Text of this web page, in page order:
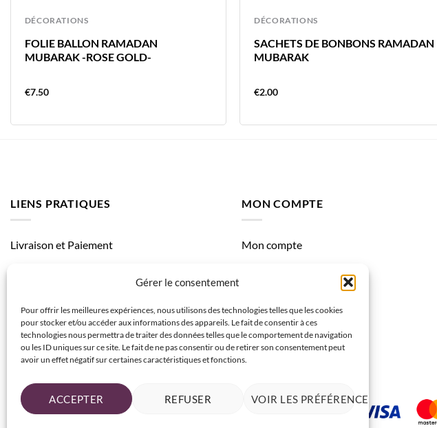
Gérer le consentement
Pour offrir les meilleures expériences, nous utilisons des technologies telles que les cookies
pour stocker et/ou accéder aux informations des appareils. Le fait de consentir à ces
technologies nous permettra de traiter des données telles que le comportement de navigation
ou les ID uniques sur ce site. Le fait de ne pas consentir ou de retirer son consentement peut
avoir un effet négatif sur certaines caractéristiques et fonctions.
ACCEPTER REFUSER VOIR LES PRÉFÉRENCES
DÉCORATIONS
FOLIE BALLON RAMADAN
MUBARAK -ROSE GOLD-
€7.50
DÉCORATIONS
SACHETS DE BONBONS RAMADAN
MUBARAK
€2.00
LIENS PRATIQUES
Livraison et Paiement
MON COMPTE
Mon compte